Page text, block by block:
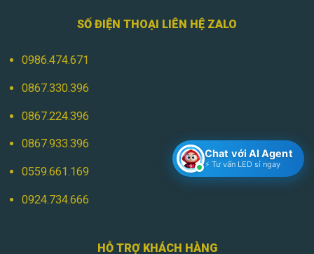
SỐ ĐIỆN THOẠI LIÊN HỆ ZALO
0986.474.671
0867.330.396
0867.224.396
0867.933.396
0559.661.169
0924.734.666
HỖ TRỢ KHÁCH HÀNG
Chat với AI Agent
⚡ Tư vấn LED sỉ ngay